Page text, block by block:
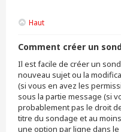
Haut
Comment créer un
Il est facile de créer un
nouveau sujet ou la
(si vous en avez les
sous la partie message (si
probablement pas le droit
titre du sondage et au
une option par ligne dans